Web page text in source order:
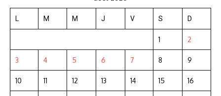
L M M J V S D
1 2
3 4 5 6 7 8 9
10 11 12 13 14 15 16